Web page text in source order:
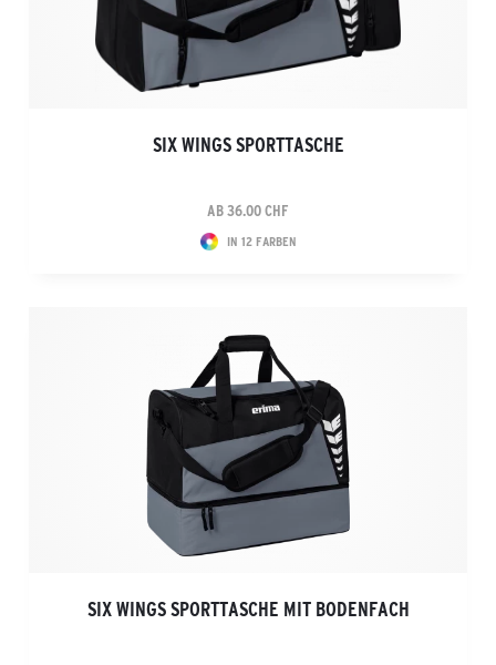
SIX WINGS SPORTTASCHE
AB 36.00 CHF
IN 12 FARBEN
SIX WINGS SPORTTASCHE MIT BODENFACH